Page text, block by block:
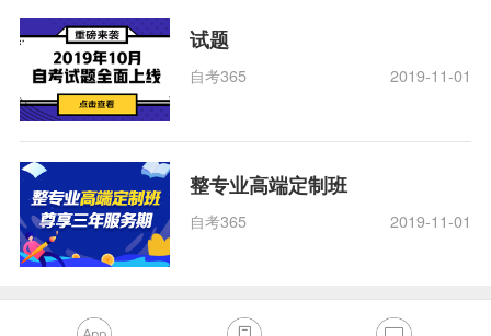
试题
自考365 2019-11-01
整专业高端定制班
自考365 2019-11-01